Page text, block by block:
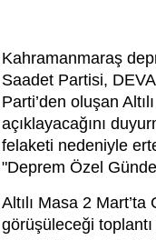
Kahramanmaraş
Saadet Partisi,
Parti’den oluşan
açıklayacağını
felaketi nedeniyle
"Deprem Özel
Altılı Masa 2 Mart’ta
görüşüleceği toplantı